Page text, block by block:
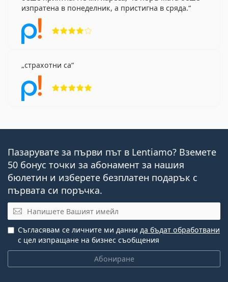
изпратена в понеделник, а пристигна в сряда.
страхотни са
Пазарувате за първи път в Lentiamo? Вземете
50 бонус точки за абонамент за нашия
бюлетин и изберете безплатен подарък с
първата си поръчка.
Имейл
Абониране
Съгласявам се личните ми данни да бъдат обработвани
с цел изпращане на бизнес съобщения